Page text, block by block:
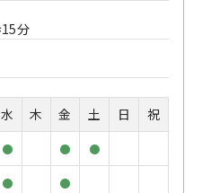
分
水 木 金 土 日
祝
● ● ●
● ●